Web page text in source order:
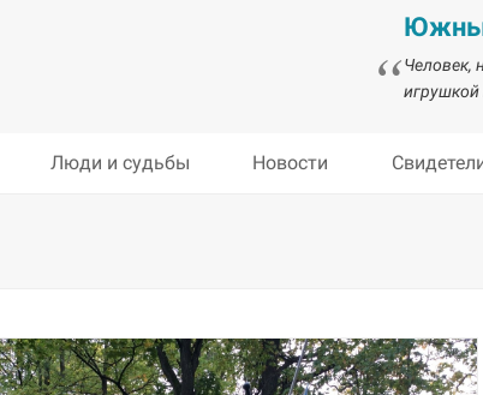
Человек,
игрушкой
Люди и судьбы Новости